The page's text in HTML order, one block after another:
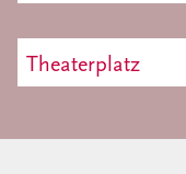
Theaterplatz